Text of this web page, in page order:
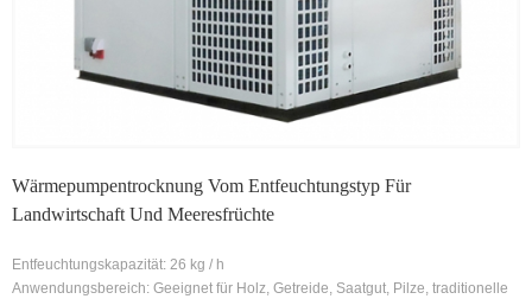
Wärmepumpentrocknung Vom Entfeuchtungstyp Für
Landwirtschaft Und Meeresfrüchte
Entfeuchtungskapazität: 26 kg / h
Anwendungsbereich: Geeignet für Holz, Getreide, Saatgut, Pilze, traditionelle